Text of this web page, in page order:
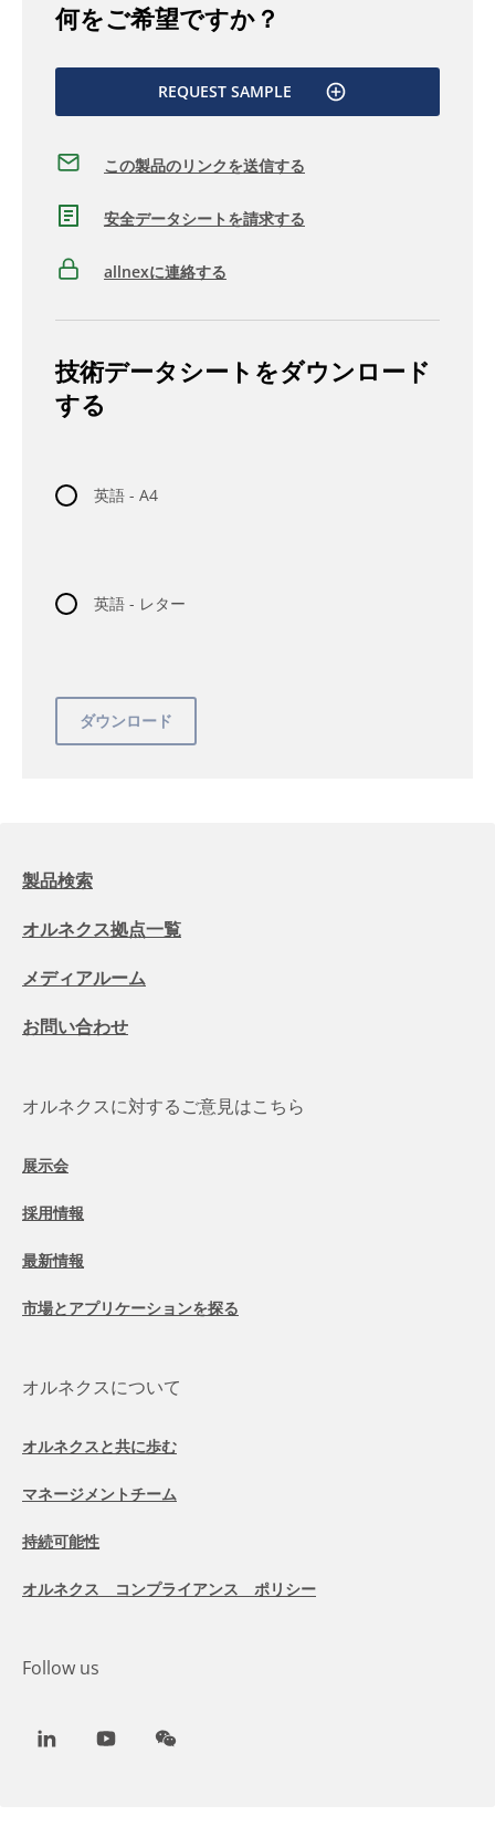
何をご希望ですか？
REQUEST SAMPLE
この製品のリンクを送信する
安全データシートを請求する
allnexに連絡する
技術データシートをダウンロード
する
英語 - A4
英語 - レター
製品検索
オルネクス拠点一覧
メディアルーム
お問い合わせ
オルネクスに対するご意見はこちら
展示会
採用情報
最新情報
市場とアプリケーションを探る
オルネクスについて
オルネクスと共に歩む
マネージメントチーム
持続可能性
オルネクス コンプライアンス ポリシー
Follow us
LinkedInYoutubeWeChat